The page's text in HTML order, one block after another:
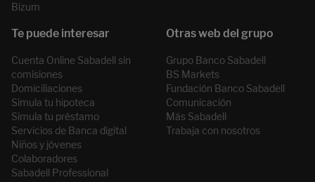
Bizum
Cuenta Online Sabadell sin
comisiones
Domiciliaciones
Simula tu hipoteca
Simula tu préstamo
Servicios de Banca digital
Niños y jóvenes
Colaboradores
Sabadell Professional
Grupo Banco Sabadell
BS Markets
Fundación Banco Sabadell
Comunicación
Más Sabadell
Trabaja con nosotros